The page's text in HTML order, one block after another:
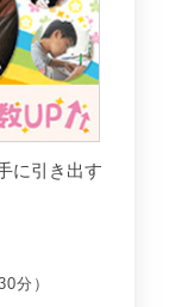
に引き出す
分）